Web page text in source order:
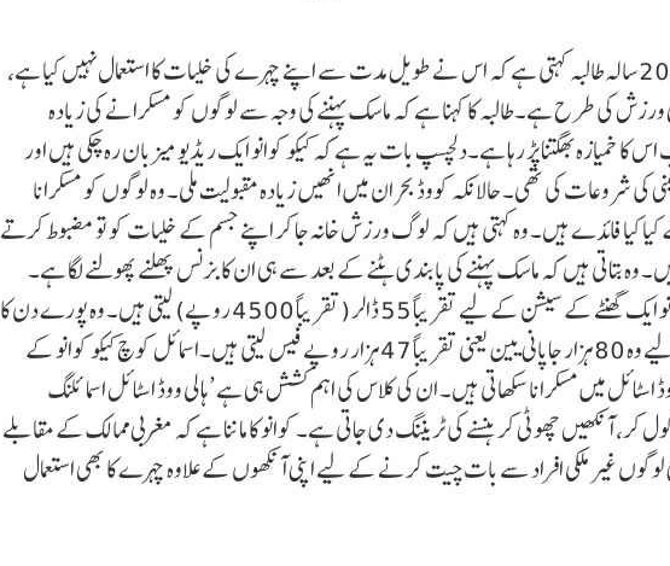
مسکرانے کا طریقہ سیکھنے والی ایک 20 سالہ طالبہ کہتی ہے کہ اس نے طویل مدت سے اپنے چہرے کی خلیات کا استعمال نہیں کیا ہے،
ورزش کی طرح ہے۔ طالبہ کا کہنا ہے کہ ماسک پہننے کی وجہ سے لوگوں کو مسکرانے کی زیادہ
خمیازہ بھگتنا پڑ رہا ہے۔دلچسپ بات یہ ہے کہ کیکو کوانو ایک ریڈیو میزبان رہ چکی ہیں اور
کی شروعات کی تھی۔ حالانکہ کووڈ بحران میں انھیں زیادہ مقبولیت ملی۔ وہ لوگوں کو مسکرانا
کیا کیا فائدے ہیں۔ وہ کہتی ہیں کہ لوگ ورزش خانہ جا کر اپنے جسم کے خلیات کو تو مضبوط کرتے
بتاتی ہیں کہ ماسک پہننے کی پابندی ہٹنے کے بعد سے ہی ان کا بزنس پھلنے پھولنے لگا ہے۔
حیرت انگیز بات یہ ہے کہ کیکو کوانو ایک گھنٹے کے سیشن کے لیے تقریباً 55 ڈالر (تقریباً 4500 روپے) لیتی ہیں۔ وہ پورے دن کا
ورکشاپ بھی چلاتی ہیں جس کے لیے وہ 80 ہزار جاپانی یین یعنی تقریباً 47 ہزار روپے فیس لیتی ہیں۔اسمائل کوچ کیکو کوانو کے
اسٹائل میں مسکرانا سکھاتی ہیں۔ ان کی کلاس کی اہم کشش ہی ہے ’ہالی ووڈ اسٹائل اسمائلنگ
آنکھیں چھوٹی کر ہنسنے کی ٹریننگ دی جاتی ہے۔ کوانو کا ماننا ہے کہ مغربی ممالک کے مقابلے
لوگوں غیر ملکی افراد سے بات چیت کرنے کے لیے اپنی آنکھوں کے علاوہ چہرے کا بھی استعمال